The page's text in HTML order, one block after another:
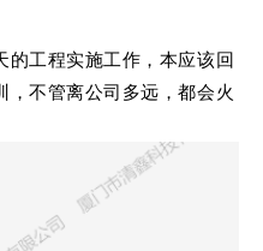
的工程实施工作，本应该回
，不管离公司多远，都会火